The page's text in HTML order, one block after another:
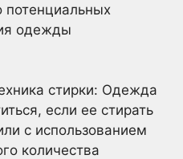
потенциальных
одежды
стирки: Одежда
если ее стирать
с использованием
количества